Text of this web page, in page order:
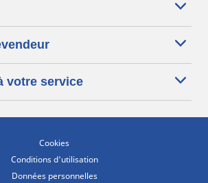
votre service
Cookies
Conditions d'utilisation
Données personnelles